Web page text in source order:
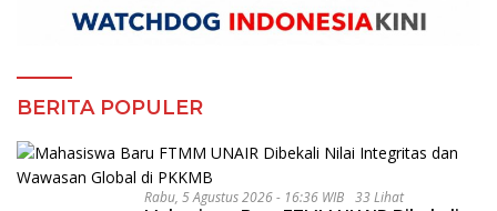
BERITA POPULER
Rabu, 5 Agustus 2026 - 16:36 WIB 33 Lihat